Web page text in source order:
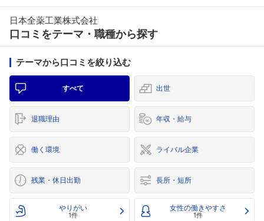
日本全薬工業株式会社
口コミをテーマ・職種から探す
テーマから口コミを絞り込む
すべて 出世
退職理由 年収・給与
働く環境 ライバル企業
残業・休日出勤 長所・短所
やりがい
1件
女性の働きやすさ
1件